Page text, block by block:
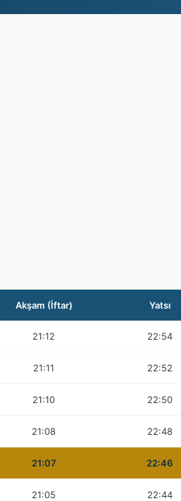
Akşam (İftar) Yatsı
21:12 22:54
21:11 22:52
21:10 22:50
21:08 22:48
21:07 22:46
21:05 22:44